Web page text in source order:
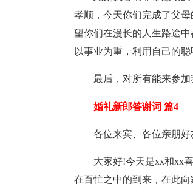
孝顺，今天你们完成了父
望你们在漫长的人生路途
以事业为重，利用自己的
最后，对所有能来参
婚礼新郎答谢词 篇4
各位来宾、各位亲朋好
大家好!今天是xx和xx
在百忙之中的到来，在此